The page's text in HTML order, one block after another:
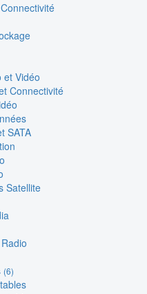
et Vidéo
Connectivité
SATA
Satellite
(6)